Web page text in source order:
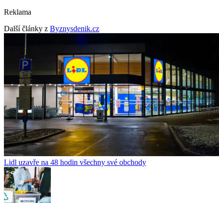
Reklama
Další články z Byznysdenik.cz
Lidl uzavře na 48 hodin všechny své obchody